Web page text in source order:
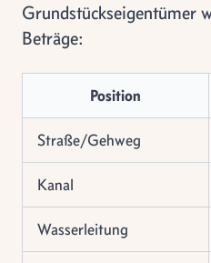
Grundstückseigentümer
Beträge:
Position
Straße/Gehweg
Kanal
Wasserleitung